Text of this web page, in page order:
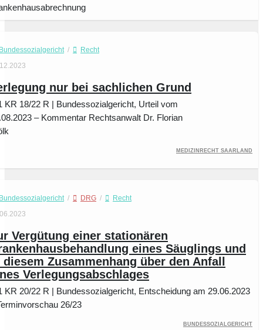
/
Recht
nur bei sachlichen Grund
KR 18/22 R | Bundessozialgericht, Urteil vom
– Kommentar Rechtsanwalt Dr. Florian
Medizinrecht Saarland
/ DRG /
Recht
Vergütung einer stationären
eines Säuglings und
diesem Zusammenhang über den Anfall
Verlegungsabschlages
KR 20/22 R | Bundessozialgericht, Entscheidung am 29.06.2023
26/23
Bundessozialgericht